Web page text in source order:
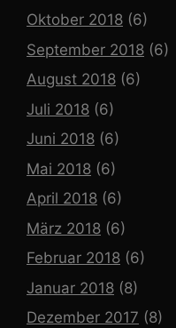
Oktober 2018 (6)
September 2018 (6)
August 2018 (6)
Juli 2018 (6)
Juni 2018 (6)
Mai 2018 (6)
April 2018 (6)
März 2018 (6)
Februar 2018 (6)
Januar 2018 (8)
Dezember 2017 (8)